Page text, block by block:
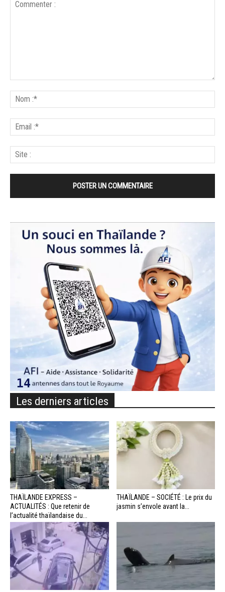
Les derniers articles
THAÏLANDE EXPRESS –
ACTUALITÉS : Que retenir de
l’actualité thaïlandaise du...
THAÏLANDE – SOCIÉTÉ : Le prix du
jasmin s’envole avant la...